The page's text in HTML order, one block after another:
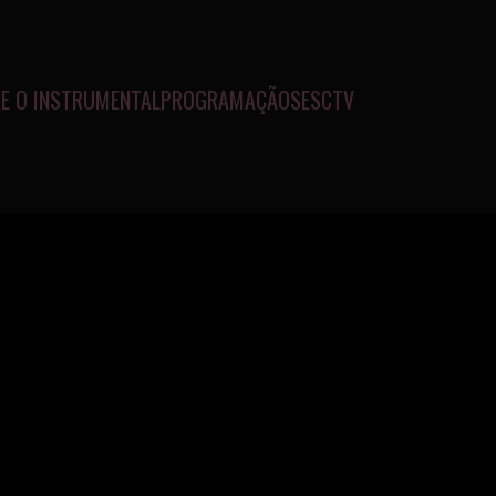
O INSTRUMENTALPROGRAMAÇÃOSESCTV